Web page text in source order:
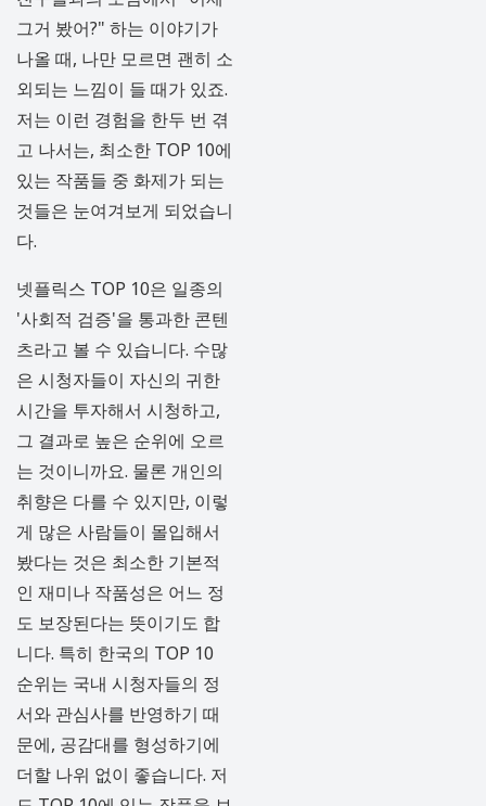
그거 봤어?" 하는 이야기가
나올 때, 나만 모르면 괜히 소
외되는 느낌이 들 때가 있죠.
저는 이런 경험을 한두 번 겪
고 나서는, 최소한 TOP 10에
있는 작품들 중 화제가 되는
것들은 눈여겨보게 되었습니
다.
넷플릭스 TOP 10은 일종의
'사회적 검증'을 통과한 콘텐
츠라고 볼 수 있습니다. 수많
은 시청자들이 자신의 귀한
시간을 투자해서 시청하고,
그 결과로 높은 순위에 오르
는 것이니까요. 물론 개인의
취향은 다를 수 있지만, 이렇
게 많은 사람들이 몰입해서
봤다는 것은 최소한 기본적
인 재미나 작품성은 어느 정
도 보장된다는 뜻이기도 합
니다. 특히 한국의 TOP 10
순위는 국내 시청자들의 정
서와 관심사를 반영하기 때
문에, 공감대를 형성하기에
더할 나위 없이 좋습니다. 저